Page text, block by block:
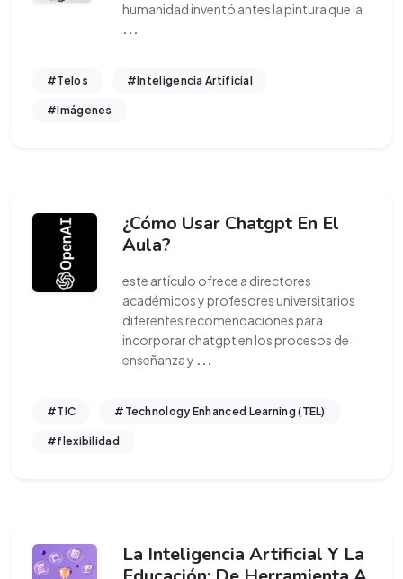
humanidad inventó antes la pintura que la
...
#Telos #Inteligencia Artíficial
#Imágenes
¿Cómo Usar Chatgpt En El
Aula?
este artículo ofrece a directores
académicos y profesores universitarios
diferentes recomendaciones para
incorporar chatgpt en los procesos de
enseñanza y ...
#TIC #Technology Enhanced Learning (TEL)
#flexibilidad
La Inteligencia Artificial Y La